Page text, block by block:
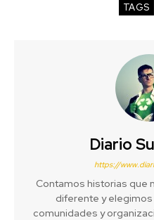
TAGS
Diario
https://
Contamos historias que
diferente y
comunidades y